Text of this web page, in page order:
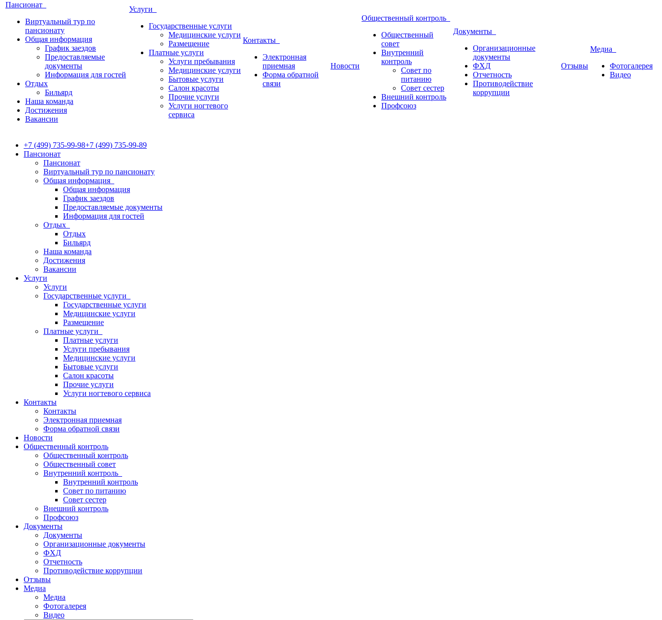
Пансионат
Виртуальный тур по
пансионату
Общая информация
График заездов
Предоставляемые
документы
Информация для гостей
Отдых
Бильярд
Наша команда
Достижения
Вакансии
Услуги
Государственные услуги
Медицинские услуги
Размещение
Платные услуги
Услуги пребывания
Медицинские услуги
Бытовые услуги
Салон красоты
Прочие услуги
Услуги ногтевого
сервиса
Контакты
Электронная
приемная
Форма обратной
связи
Новости
Общественный контроль
Общественный
совет
Внутренний
контроль
Совет по
питанию
Совет сестер
Внешний контроль
Профсоюз
Документы
Организационные
документы
ФХД
Отчетность
Противодействие
коррупции
Отзывы
Медиа
Фотогалерея
Видео
+7 (499) 735-99-98+7 (499) 735-99-89
Пансионат
Пансионат
Виртуальный тур по пансионату
Общая информация
Общая информация
График заездов
Предоставляемые документы
Информация для гостей
Отдых
Отдых
Бильярд
Наша команда
Достижения
Вакансии
Услуги
Услуги
Государственные услуги
Государственные услуги
Медицинские услуги
Размещение
Платные услуги
Платные услуги
Услуги пребывания
Медицинские услуги
Бытовые услуги
Салон красоты
Прочие услуги
Услуги ногтевого сервиса
Контакты
Контакты
Электронная приемная
Форма обратной связи
Новости
Общественный контроль
Общественный контроль
Общественный совет
Внутренний контроль
Внутренний контроль
Совет по питанию
Совет сестер
Внешний контроль
Профсоюз
Документы
Документы
Организационные документы
ФХД
Отчетность
Противодействие коррупции
Отзывы
Медиа
Медиа
Фотогалерея
Видео